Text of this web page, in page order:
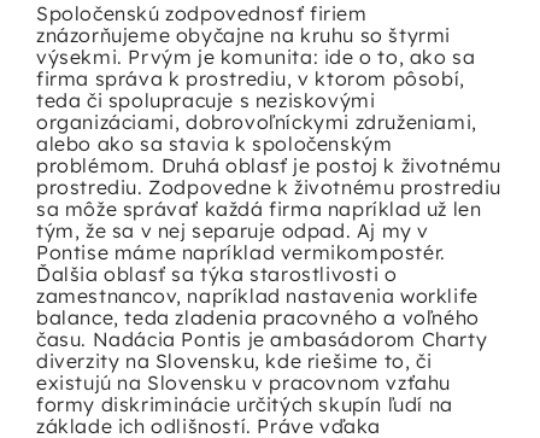
Spoločenskú zodpovednosť firiem
znázorňujeme obyčajne na kruhu so štyrmi
výsekmi. Prvým je komunita: ide o to, ako sa
firma správa k prostrediu, v ktorom pôsobí,
teda či spolupracuje s neziskovými
organizáciami, dobrovoľníckymi združeniami,
alebo ako sa stavia k spoločenským
problémom. Druhá oblasť je postoj k životnému
prostrediu. Zodpovedne k životnému prostrediu
sa môže správať každá firma napríklad už len
tým, že sa v nej separuje odpad. Aj my v
Pontise máme napríklad vermikompostér.
Ďalšia oblasť sa týka starostlivosti o
zamestnancov, napríklad nastavenia worklife
balance, teda zladenia pracovného a voľného
času. Nadácia Pontis je ambasádorom Charty
diverzity na Slovensku, kde riešime to, či
existujú na Slovensku v pracovnom vzťahu
formy diskriminácie určitých skupín ľudí na
základe ich odlišností. Práve vďaka